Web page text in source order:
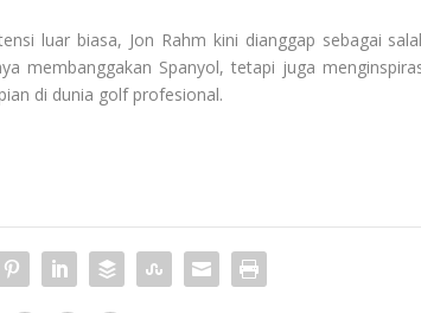
luar biasa, Jon Rahm kini dianggap sebagai
membanggakan Spanyol, tetapi juga
di dunia golf profesional.